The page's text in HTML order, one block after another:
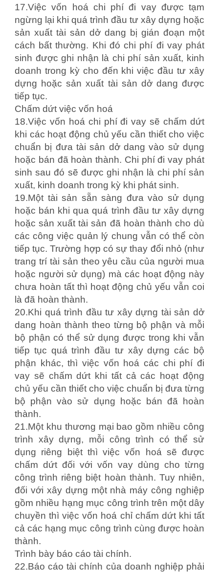
17.Việc vốn hoá chi phí đi vay được tạm
ngừng lại khi quá trình đầu tư xây dựng hoặc
sản xuất tài sản dở dang bị gián đoạn một
cách bất thường. Khi đó chi phí đi vay phát
sinh được ghi nhận là chi phí sản xuất, kinh
doanh trong kỳ cho đến khi việc đầu tư xây
dựng hoặc sản xuất tài sản dở dang được
tiếp tục.
Chấm dứt việc vốn hoá
18.Việc vốn hoá chi phí đi vay sẽ chấm dứt
khi các hoạt động chủ yếu cần thiết cho việc
chuẩn bị đưa tài sản dở dang vào sử dụng
hoặc bán đã hoàn thành. Chi phí đi vay phát
sinh sau đó sẽ được ghi nhận là chi phí sản
xuất, kinh doanh trong kỳ khi phát sinh.
19.Một tài sản sẵn sàng đưa vào sử dụng
hoặc bán khi qua quá trình đầu tư xây dựng
hoặc sản xuất tài sản đã hoàn thành cho dù
các công việc quản lý chung vẫn có thể còn
tiếp tục. Trường hợp có sự thay đổi nhỏ (như
trang trí tài sản theo yêu cầu của người mua
hoặc người sử dụng) mà các hoạt động này
chưa hoàn tất thì hoạt động chủ yếu vẫn coi
là đã hoàn thành.
20.Khi quá trình đầu tư xây dựng tài sản dở
dang hoàn thành theo từng bộ phận và mỗi
bộ phận có thể sử dụng được trong khi vẫn
tiếp tục quá trình đầu tư xây dựng các bộ
phận khác, thì việc vốn hoá các chi phí đi
vay sẽ chấm dứt khi tất cả các hoạt động
chủ yếu cần thiết cho việc chuẩn bị đưa từng
bộ phận vào sử dụng hoặc bán đã hoàn
thành.
21.Một khu thương mại bao gồm nhiều công
trình xây dựng, mỗi công trình có thể sử
dụng riêng biệt thì việc vốn hoá sẽ được
chấm dứt đối với vốn vay dùng cho từng
công trình riêng biệt hoàn thành. Tuy nhiên,
đối với xây dựng một nhà máy công nghiệp
gồm nhiều hạng mục công trình trên một dây
chuyền thì việc vốn hoá chỉ chấm dứt khi tất
cả các hạng mục công trình cùng được hoàn
thành.
Trình bày báo cáo tài chính.
22.Báo cáo tài chính của doanh nghiệp phải